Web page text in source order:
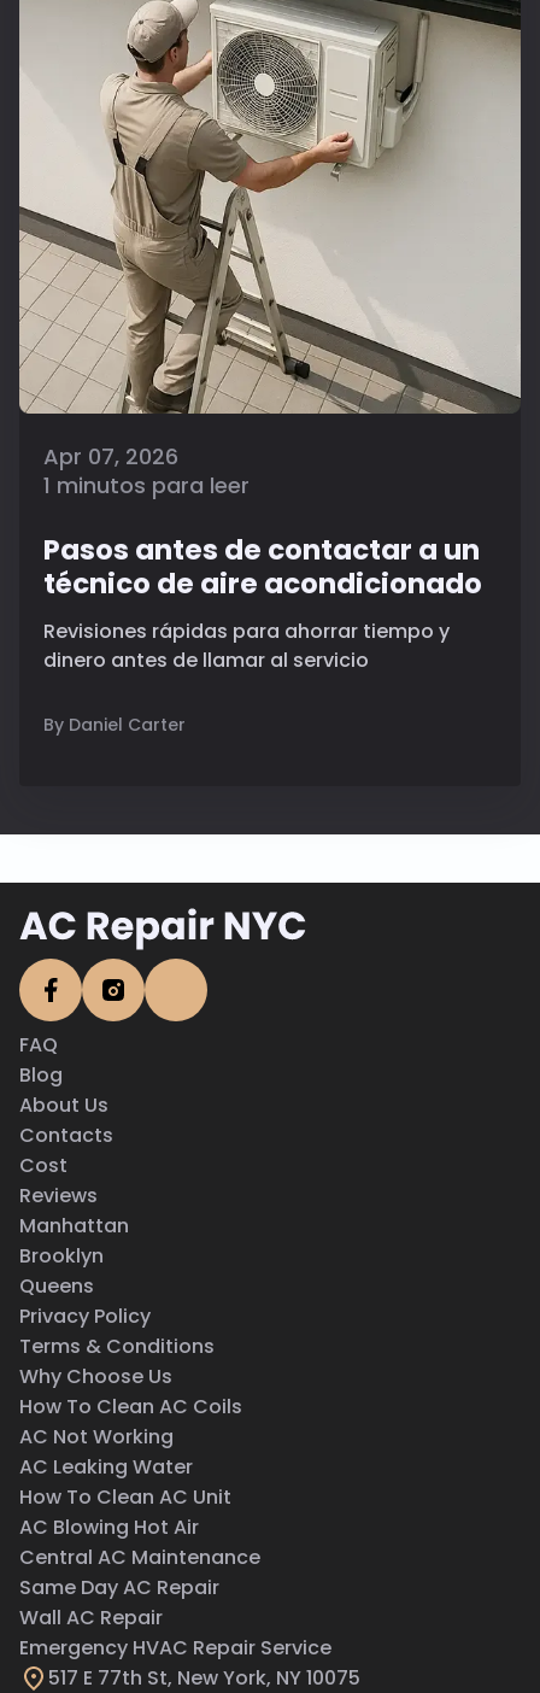
Apr 07, 2026
1 minutos para leer
Pasos antes de contactar a un
técnico de aire acondicionado
Revisiones rápidas para ahorrar tiempo y
dinero antes de llamar al servicio
By Daniel Carter
FAQ
Blog
About Us
Contacts
Cost
Reviews
Manhattan
Brooklyn
Queens
Privacy Policy
Terms & Conditions
Why Choose Us
How To Clean AC Coils
AC Not Working
AC Leaking Water
How To Clean AC Unit
AC Blowing Hot Air
Central AC Maintenance
Same Day AC Repair
Wall AC Repair
Emergency HVAC Repair Service
517 E 77th St, New York, NY 10075